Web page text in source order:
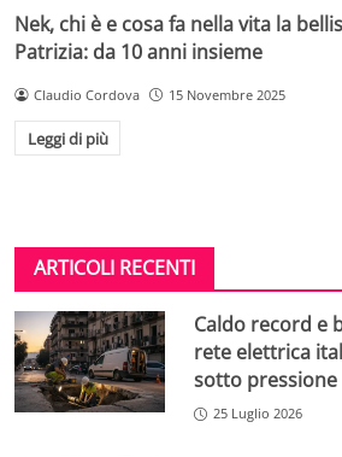
Nek, chi è e cosa fa nella vita la
Patrizia: da 10 anni insieme
Claudio Cordova 15 Novembre 2025
Leggi di più
ARTICOLI RECENTI
Caldo record e
rete elettrica
sotto pressione
25 Luglio 2026